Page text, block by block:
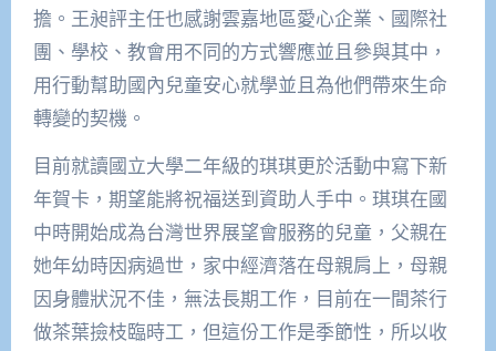
擔。王昶評主任也感謝雲嘉地區愛心企業、國際社
團、學校、教會用不同的方式響應並且參與其中，
用行動幫助國內兒童安心就學並且為他們帶來生命
轉變的契機。
目前就讀國立大學二年級的琪琪更於活動中寫下新
年賀卡，期望能將祝福送到資助人手中。琪琪在國
中時開始成為台灣世界展望會服務的兒童，父親在
她年幼時因病過世，家中經濟落在母親肩上，母親
因身體狀況不佳，無法長期工作，目前在一間茶行
做茶葉撿枝臨時工，但這份工作是季節性，所以收